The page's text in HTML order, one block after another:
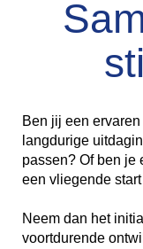
Ben jij een
langdurige
passen? Of ben je
een vliegende
Neem dan het
voortdurende